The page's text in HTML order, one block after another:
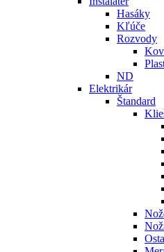
Hasáky
Kľúče
Rozvody
ND
Elektrikár
Štandard